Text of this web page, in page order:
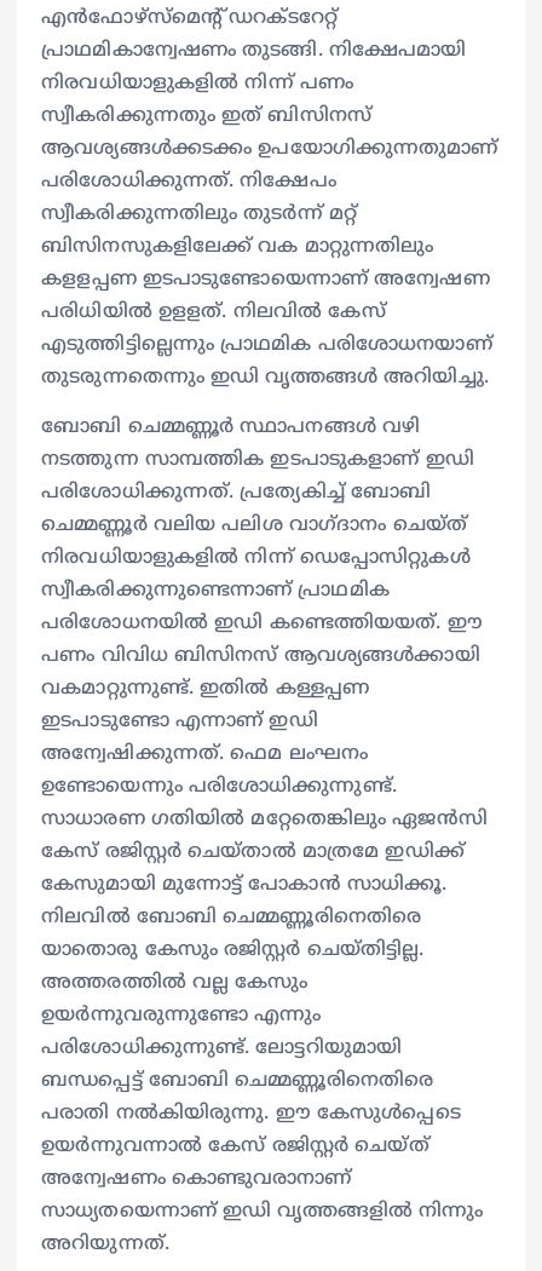
എൻഫോഴ്സ്മെന്‍റ് ഡറക്ടറേറ്റ്
പ്രാഥമികാന്വേഷണം തുടങ്ങി. നിക്ഷേപമായി
നിരവധിയാളുകളിൽ നിന്ന് പണം
സ്വീകരിക്കുന്നതും ഇത് ബിസിനസ്
ആവശ്യങ്ങൾക്കടക്കം ഉപയോഗിക്കുന്നതുമാണ്
പരിശോധിക്കുന്നത്. നിക്ഷേപം
സ്വീകരിക്കുന്നതിലും തുടർന്ന് മറ്റ്
ബിസിനസുകളിലേക്ക് വക മാറ്റുന്നതിലും
കളളപ്പണ ഇടപാടുണ്ടോയെന്നാണ് അന്വേഷണ
പരിധിയിൽ ഉളളത്. നിലവിൽ കേസ്
എടുത്തിട്ടില്ലെന്നും പ്രാഥമിക പരിശോധനയാണ്
തുടരുന്ന‌തെന്നും ഇഡി വൃത്തങ്ങൾ അറിയിച്ചു.
ബോബി ചെമ്മണ്ണൂർ സ്ഥാപനങ്ങൾ വഴി
നടത്തുന്ന സാമ്പത്തിക ഇടപാടുകളാണ് ഇഡി
പരിശോധിക്കുന്നത്. പ്രത്യേകിച്ച് ബോബി
ചെമ്മണ്ണൂർ വലിയ പലിശ വാ​ഗ്ദാനം ചെയ്ത്
നിരവധിയാളുകളിൽ നിന്ന് ഡെപ്പോസിറ്റുകൾ
സ്വീകരിക്കുന്നുണ്ടെന്നാണ് പ്രാഥമിക
പരിശോധനയിൽ ഇഡി കണ്ടെത്തിയയത്. ഈ
പണം വിവിധ ബിസിനസ് ആവശ്യങ്ങൾക്കായി
വകമാറ്റുന്നുണ്ട്. ഇതിൽ കള്ളപ്പണ
ഇടപാടുണ്ടോ എന്നാണ് ഇഡി
അന്വേഷിക്കുന്നത്. ഫെമ ലംഘനം
ഉണ്ടോയെന്നും പരിശോധിക്കുന്നുണ്ട്.
സാധാരണ ​ഗതിയിൽ മറ്റേതെങ്കിലും ഏജൻസി
കേസ് രജിസ്റ്റർ ചെയ്താൽ മാത്രമേ ഇഡിക്ക്
കേസുമായി മുന്നോട്ട് പോകാൻ സാധിക്കൂ.
നിലവിൽ ബോബി ചെമ്മണ്ണൂരിനെതിരെ
യാതൊരു കേസും രജിസ്റ്റർ ചെയ്തിട്ടില്ല.
അത്തരത്തിൽ വല്ല കേസും
ഉയർന്നുവരുന്നുണ്ടോ എന്നും
പരിശോധിക്കുന്നുണ്ട്. ലോട്ടറിയുമായി
ബന്ധപ്പെട്ട് ബോബി ചെമ്മണ്ണൂരിനെതിരെ
പരാതി നൽകിയിരുന്നു. ഈ കേസുൾപ്പെടെ
ഉയർന്നുവന്നാൽ കേസ് രജിസ്റ്റർ ചെയ്ത്
അന്വേഷണം കൊണ്ടുവരാനാണ്
സാധ്യതയെന്നാണ് ഇഡി വൃത്തങ്ങളിൽ നിന്നും
അറിയുന്നത്.